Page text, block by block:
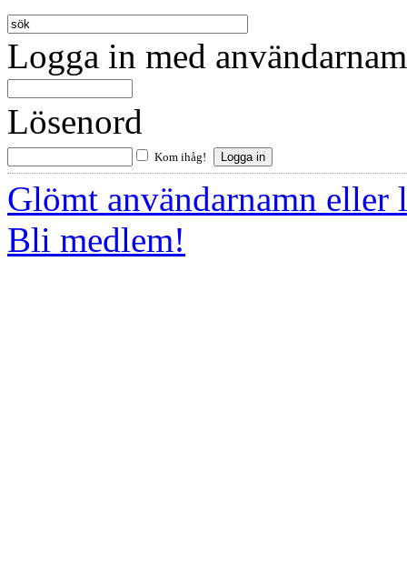
Logga in med
Lösenord
Kom ihåg!
Glömt användarnamn eller
Bli medlem!